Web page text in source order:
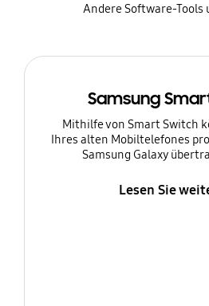
Andere Software-Tools
Samsung
Mithilfe von Smart Switch
Ihres alten Mobiltelefones
Samsung Galaxy
Lesen Sie